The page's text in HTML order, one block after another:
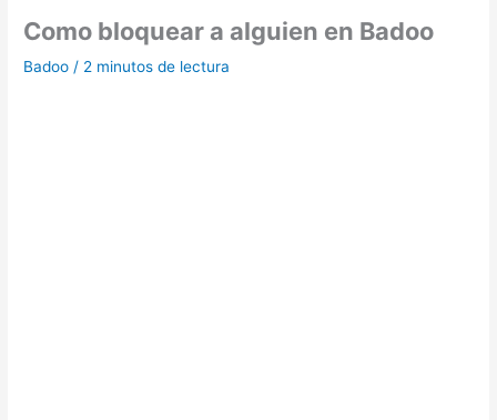
Como bloquear a alguien en Badoo
Badoo / 2 minutos de lectura